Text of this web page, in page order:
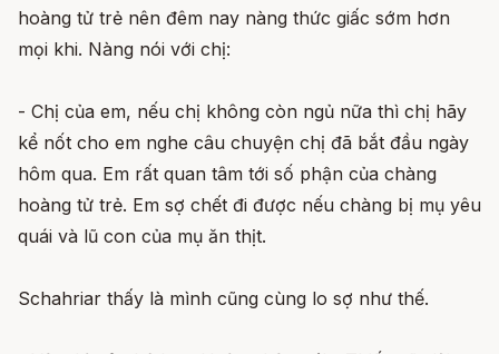
hoàng tử trẻ nên đêm nay nàng thức giấc sớm hơn
mọi khi. Nàng nói với chị:
- Chị của em, nếu chị không còn ngủ nữa thì chị hãy
kể nốt cho em nghe câu chuyện chị đã bắt đầu ngày
hôm qua. Em rất quan tâm tới số phận của chàng
hoàng tử trẻ. Em sợ chết đi được nếu chàng bị mụ yêu
quái và lũ con của mụ ăn thịt.
Schahriar thấy là mình cũng cùng lo sợ như thế.